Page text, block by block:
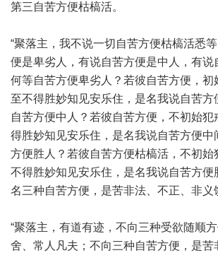
第三自苦方便枯槁活。
“聚落主，我不说一切自苦方便枯槁活悉
便是卑劣人，有说自苦方便是中人，有说
何等自苦方便卑劣人？若彼自苦方便，初
至不得胜妙知见安乐住，是名我说自苦方
自苦方便中人？若彼自苦方便，不初始犯
得胜妙知见安乐住，是名我说自苦方便中
方便胜人？若彼自苦方便枯槁活，不初始
不得胜妙知见安乐住，是名我说自苦方便
名三种自苦方便，是苦非法、不正、非义
“聚落主，有道有迹，不向三种受欲随顺
舍、常人凡夫；不向三种自苦方便，是苦